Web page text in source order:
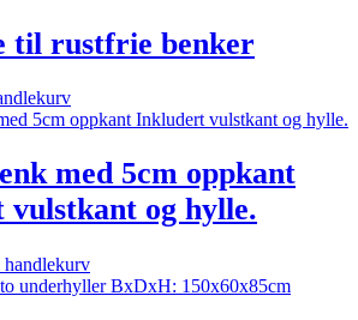
til rustfrie benker
med 5cm oppkant
og hylle.